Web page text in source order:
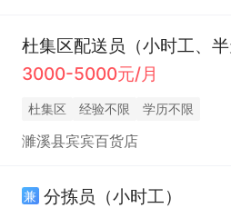
杜集区配送员（小时工、半
3000-5000元/月
杜集区 经验不限 学历不限
濉溪县宾宾百货店
兼 分拣员（小时工）